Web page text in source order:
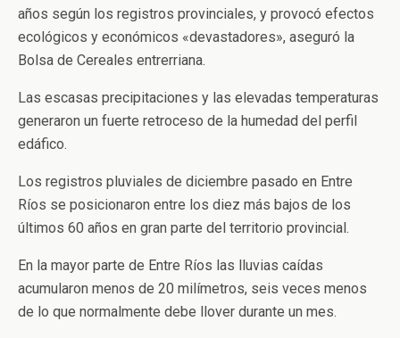
años según los registros provinciales, y provocó efectos
ecológicos y económicos «devastadores», aseguró la
Bolsa de Cereales entrerriana.
Las escasas precipitaciones y las elevadas temperaturas
generaron un fuerte retroceso de la humedad del perfil
edáfico.
Los registros pluviales de diciembre pasado en Entre
Ríos se posicionaron entre los diez más bajos de los
últimos 60 años en gran parte del territorio provincial.
En la mayor parte de Entre Ríos las lluvias caídas
acumularon menos de 20 milímetros, seis veces menos
de lo que normalmente debe llover durante un mes.